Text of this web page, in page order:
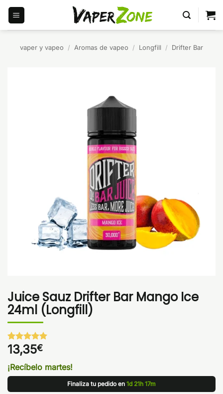
Saltar
contenido
vaper y vapeo / Aromas de vapeo / Longfill / Drifter Bar
Juice Sauz Drifter Bar Mango Ice
24ml (Longfill)
Valorado
con5de 5
en base a
1
valoración
de un
13,35€
¡Recíbelo martes!
Finaliza tu pedido en 1d 21h 17m